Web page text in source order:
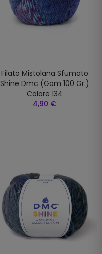
Filato Mistolana Sfumato
Shine Dmc (gom 100 Gr.)
Colore 134
4,90 €